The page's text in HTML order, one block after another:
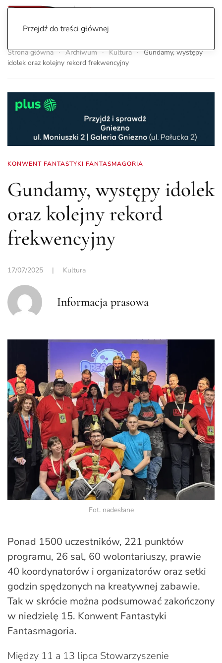
Przejdź do treści głównej
Strona główna Archiwum Kultura
Gundamy, występy
idolek oraz kolejny rekord frekwencyjny
KONWENT FANTASTYKI FANTASMAGORIA
Gundamy, występy idolek
oraz kolejny rekord
frekwencyjny
17/07/2025 | Kultura
Informacja prasowa
Fot. nadesłane
Ponad 1500 uczestników, 221 punktów
programu, 26 sal, 60 wolontariuszy, prawie
40 koordynatorów i organizatorów oraz setki
godzin spędzonych na kreatywnej zabawie.
Tak w skrócie można podsumować zakończony
w niedzielę 15. Konwent Fantastyki
Fantasmagoria.
Między 11 a 13 lipca Stowarzyszenie